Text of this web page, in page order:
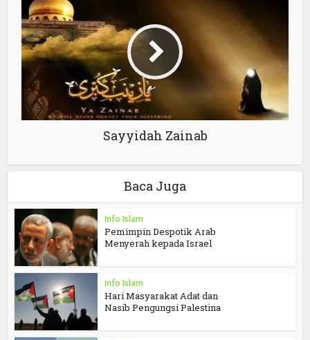
Sayyidah Zainab
Baca Juga
Info Islam
Pemimpin Despotik Arab
Menyerah kepada Israel
Info Islam
Hari Masyarakat Adat dan
Nasib Pengungsi Palestina